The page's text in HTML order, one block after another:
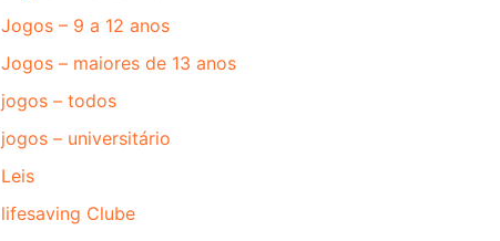
Jogos – 9 a 12 anos
Jogos – maiores de 13 anos
jogos – todos
jogos – universitário
Leis
lifesaving Clube